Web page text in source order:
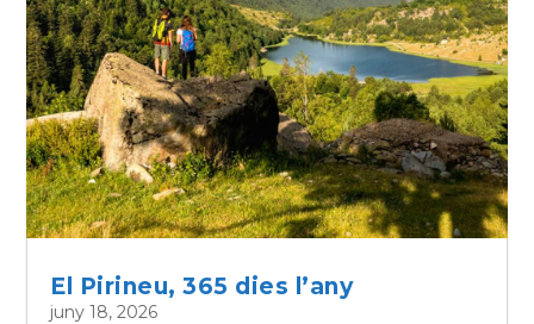
El Pirineu, 365 dies l’any
juny 18, 2026